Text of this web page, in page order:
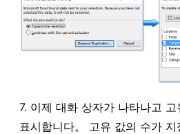
7. 이제 대화 상자가 나타나고
표시합니다。 고유 값의 수가